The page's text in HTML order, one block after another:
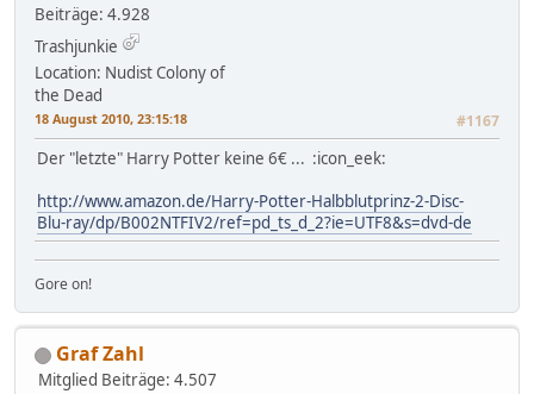
Beiträge: 4.928
Trashjunkie
Location: Nudist Colony of
the Dead
18 August 2010, 23:15:18 #1167
Der "letzte" Harry Potter keine 6€ ... :icon_eek:
http://www.amazon.de/Harry-Potter-Halbblutprinz-2-Disc-
Blu-ray/dp/B002NTFIV2/ref=pd_ts_d_2?ie=UTF8&s=dvd-de
Gore on!
Graf Zahl
Mitglied Beiträge: 4.507